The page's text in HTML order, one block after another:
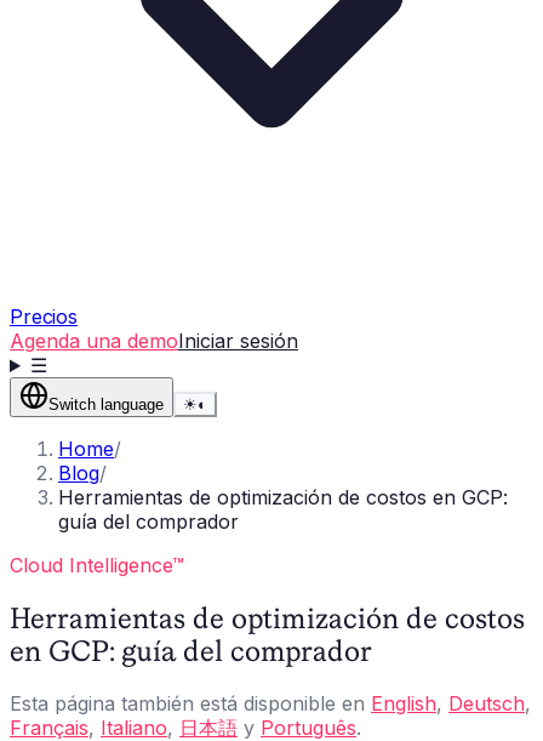
Precios
Agenda una demoIniciar sesión
☰
Switch language ☀◐
Home/
Blog/
Herramientas de optimización de costos en GCP:
guía del comprador
Cloud Intelligence™
Herramientas de optimización de costos
en GCP: guía del comprador
Esta página también está disponible en English, Deutsch,
Français, Italiano, 日本語 y Português.